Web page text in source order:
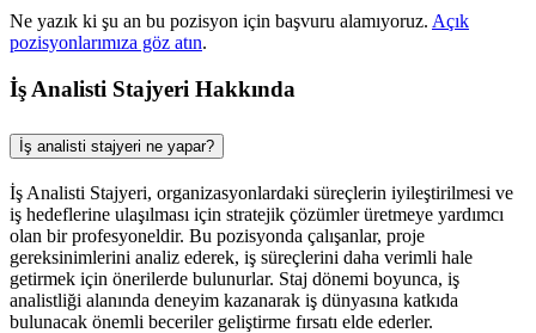
Ne yazık ki şu an bu pozisyon için başvuru alamıyoruz. Açık
pozisyonlarımıza göz atın.
İş Analisti Stajyeri Hakkında
İş analisti stajyeri ne yapar?
İş Analisti Stajyeri, organizasyonlardaki süreçlerin iyileştirilmesi ve
iş hedeflerine ulaşılması için stratejik çözümler üretmeye yardımcı
olan bir profesyoneldir. Bu pozisyonda çalışanlar, proje
gereksinimlerini analiz ederek, iş süreçlerini daha verimli hale
getirmek için önerilerde bulunurlar. Staj dönemi boyunca, iş
analistliği alanında deneyim kazanarak iş dünyasına katkıda
bulunacak önemli beceriler geliştirme fırsatı elde ederler.